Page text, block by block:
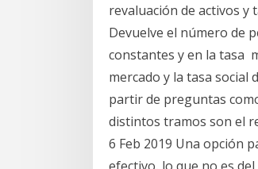
revaluación de activos y
Devuelve el número de
constantes y en la tasa
mercado y la tasa social
partir de preguntas
distintos tramos son el
6 Feb 2019 Una opción